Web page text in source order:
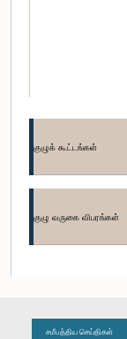
குழுக் கூட்டங்கள்
குழு வருகை விபரங்கள்
சமீபத்திய செய்திகள்